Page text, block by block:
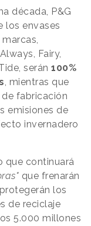
década, P&G
los envases
Fairy,
serán100%
, mientras que
fabricación
emisiones de
invernadero
que continuará
que frenarán
los
de reciclaje
5.000 millones